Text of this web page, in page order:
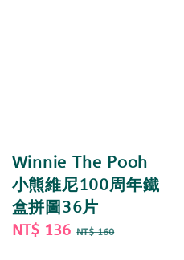
Winnie The Pooh
小熊維尼100周年鐵
盒拼圖36片
Sale
NT$ 136 Regular
NT$ 160